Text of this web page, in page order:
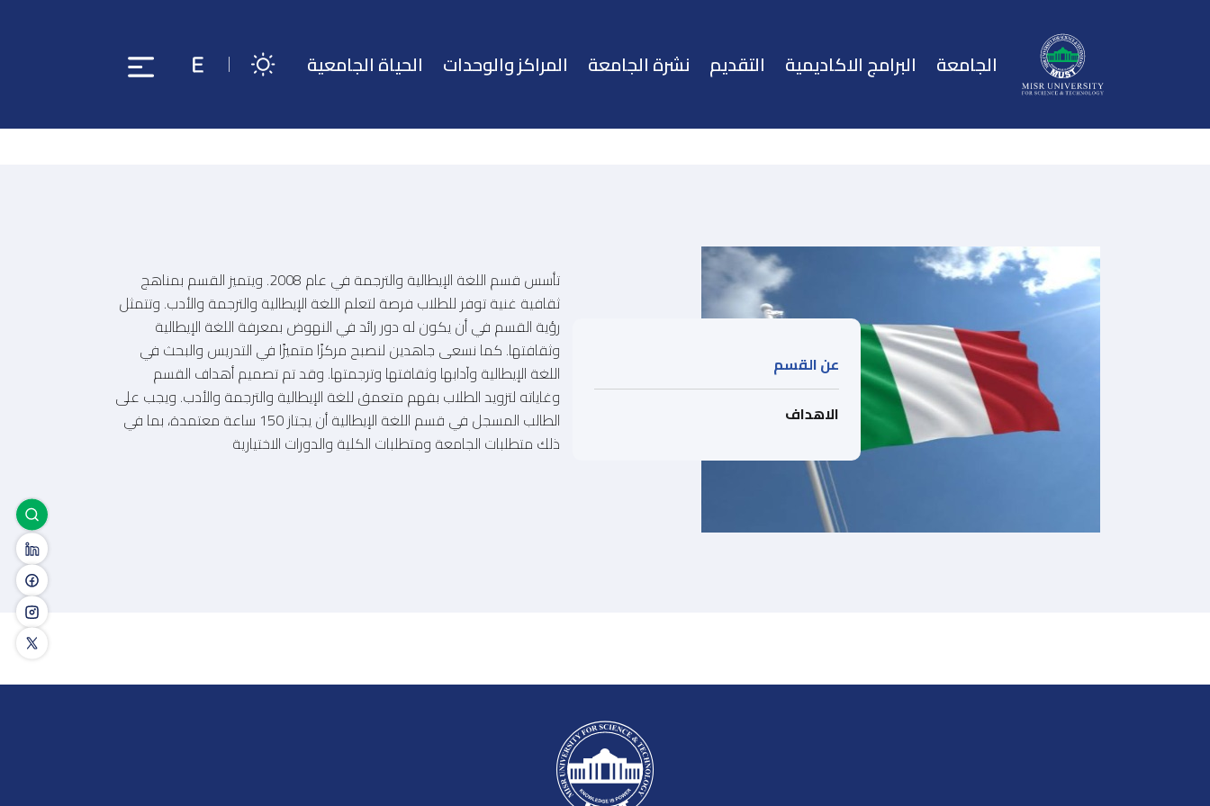
الجامعة البرامج الاكاديمية التقديم نشرة الجامعة المراكز والوحدات الحياة الجامعية
عن القسم
الاهداف
تأسس قسم اللغة الإيطالية والترجمة في عام 2008. ويتميز القسم بمناهج
ثقافية غنية توفر للطلاب فرصة لتعلم اللغة الإيطالية والترجمة والأدب. وتتمثل
رؤية القسم في أن يكون له دور رائد في النهوض بمعرفة اللغة الإيطالية
وثقافتها. كما نسعى جاهدين لنصبح مركزًا متميزًا في التدريس والبحث في
اللغة الإيطالية وآدابها وثقافتها وترجمتها. وقد تم تصميم أهداف القسم
وغاياته لتزويد الطلاب بفهم متعمق للغة الإيطالية والترجمة والأدب. ويجب على
الطالب المسجل في قسم اللغة الإيطالية أن يجتاز 150 ساعة معتمدة، بما في
ذلك متطلبات الجامعة ومتطلبات الكلية والدورات الاختيارية